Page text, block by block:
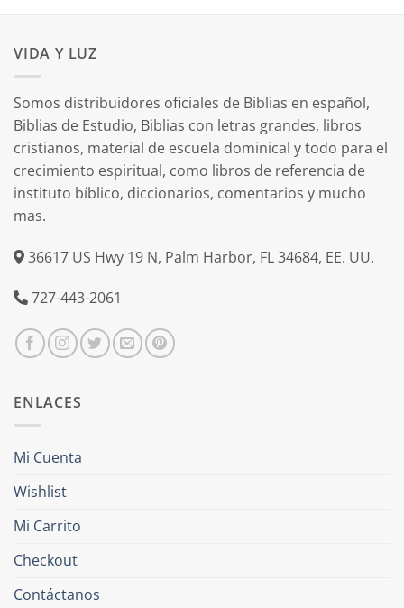
VIDA Y LUZ
Somos distribuidores oficiales de Biblias en español,
Biblias de Estudio, Biblias con letras grandes, libros
cristianos, material de escuela dominical y todo para el
crecimiento espiritual, como libros de referencia de
instituto bíblico, diccionarios, comentarios y mucho
mas.
36617 US Hwy 19 N, Palm Harbor, FL 34684, EE. UU.
727-443-2061
ENLACES
Mi Cuenta
Wishlist
Mi Carrito
Checkout
Contáctanos